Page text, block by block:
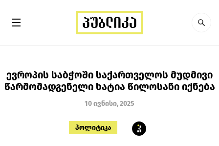
ევროპის საბჭოში საქართველოს მუდმივი
წარმომადგენელი ხატია წილოსანი იქნება
10 ივნისი, 2025
პოლიტიკა